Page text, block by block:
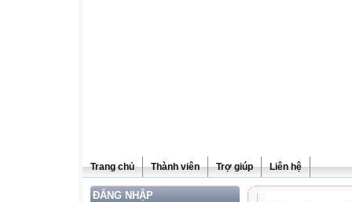
Trang chủ Thành viên Trợ giúp Liên hệ
ĐĂNG NHẬP